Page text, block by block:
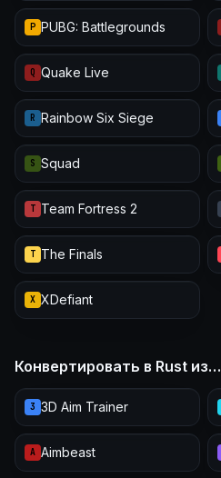
P PUBG: Battlegrounds
Q Quake Live
R Rainbow Six Siege
S Squad
T Team Fortress 2
T The Finals
X XDefiant
Конвертировать в Rust из…
3 3D Aim Trainer
A Aimbeast